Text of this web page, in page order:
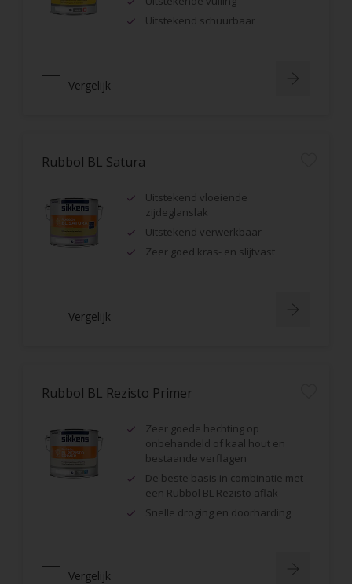
Uitstekend schuurbaar
Vergelijk
Rubbol BL Satura
Uitstekend vloeiende
zijdeglanslak
Uitstekend verwerkbaar
Zeer goed kras- en slijtvast
Vergelijk
Rubbol BL Rezisto Primer
Zeer goede hechting op
onbehandeld of kaal hout en
bestaande verflagen
De beste basis in combinatie met
een Rubbol BL Rezisto aflak
Snelle droging en doorharding
Vergelijk